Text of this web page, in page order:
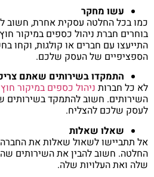
עשו מחקר
כמו בכל החלטה עסקית אחרת, חשוב
בוחרים חברת ניהול כספים במיקור
התייעצו עם חברים או קולגות, וקחו
הספציפיים של העסק שלכם.
התמקדו בשירותים שאתם
לא כל חברות ניהול כספים במיקור חוץ
השירותים. חשוב להתמקד בשירותים
לעסק שלכם להצליח.
שאלו שאלות
אל תתביישו לשאול שאלות את
החלטה. חשוב להבין את השירותים
שלה ואת העלויות שלה.